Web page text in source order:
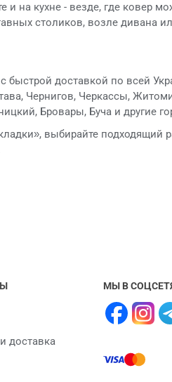
и на кухне - везде, где ковер
столиков, возле дивана
быстрой доставкой по всей
Чернигов, Черкассы,
Бровары, Буча и другие
выбирайте подходящий
доставка
МЫ В